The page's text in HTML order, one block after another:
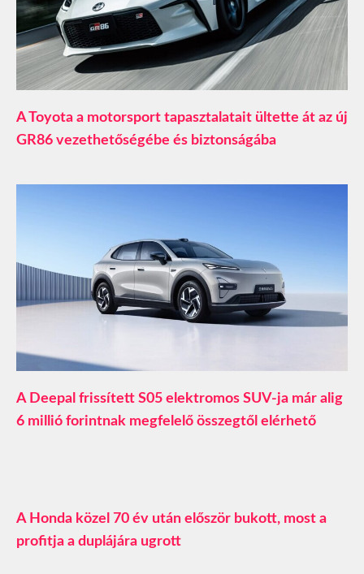
A Toyota a motorsport tapasztalatait ültette át az új
GR86 vezethetőségébe és biztonságába
A Deepal frissített S05 elektromos SUV-ja már alig
6 millió forintnak megfelelő összegtől elérhető
A Honda közel 70 év után először bukott, most a
profitja a duplájára ugrott